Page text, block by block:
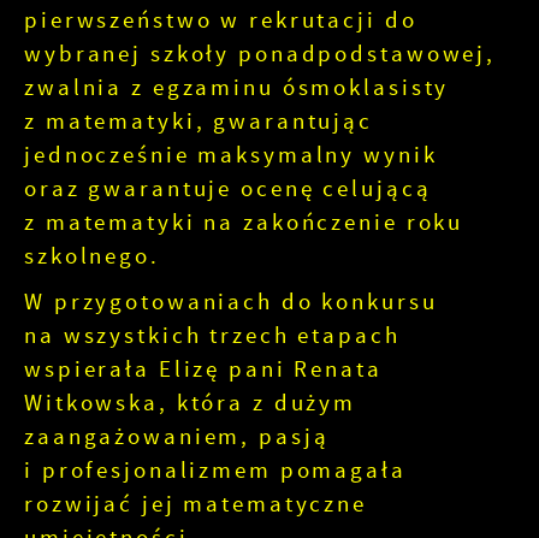
pierwszeństwo w rekrutacji do
wybranej szkoły ponadpodstawowej,
zwalnia z egzaminu ósmoklasisty
z matematyki, gwarantując
jednocześnie maksymalny wynik
oraz gwarantuje ocenę celującą
z matematyki na zakończenie roku
szkolnego.
W przygotowaniach do konkursu
na wszystkich trzech etapach
wspierała Elizę pani Renata
Witkowska, która z dużym
zaangażowaniem, pasją
i profesjonalizmem pomagała
rozwijać jej matematyczne